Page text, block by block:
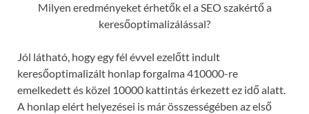
Milyen eredményeket érhetők el a SEO szakértő a
keresőoptimalizálással?
Jól látható, hogy egy fél évvel ezelőtt indult
keresőoptimalizált honlap forgalma 410000-re
emelkedett és közel 10000 kattintás érkezett ez idő alatt.
A honlap elért helyezései is már összességében az első